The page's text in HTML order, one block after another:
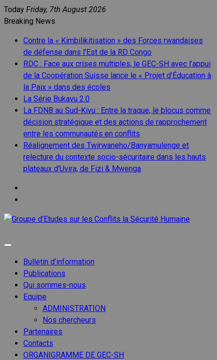
Skip
to
Today Friday, 7th August 2026
Breaking News
Contre la « Kimbilikitisation » des Forces rwandaises
de défense dans l’Est de la RD Congo
RDC : Face aux crises multiples, le GEC-SH avec l’appui
de la Coopération Suisse lance le « Projet d’Éducation à
la Paix » dans des écoles
La Série Bukavu 2.0
La FDNB au Sud-Kivu : Entre la traque, le blocus comme
décision stratégique et des actions de rapprochement
entre les communautés en conflits
Réalignement des Twirwaneho/Banyamulenge et
relecture du contexte socio-sécuritaire dans les hauts
plateaux d’Uvira, de Fizi & Mwenga
Bulletin d’information
Publications
Qui sommes-nous
Equipe
ADMINISTRATION
Nos chercheurs
Partenaires
Contacts
ORGANIGRAMME DE GEC-SH